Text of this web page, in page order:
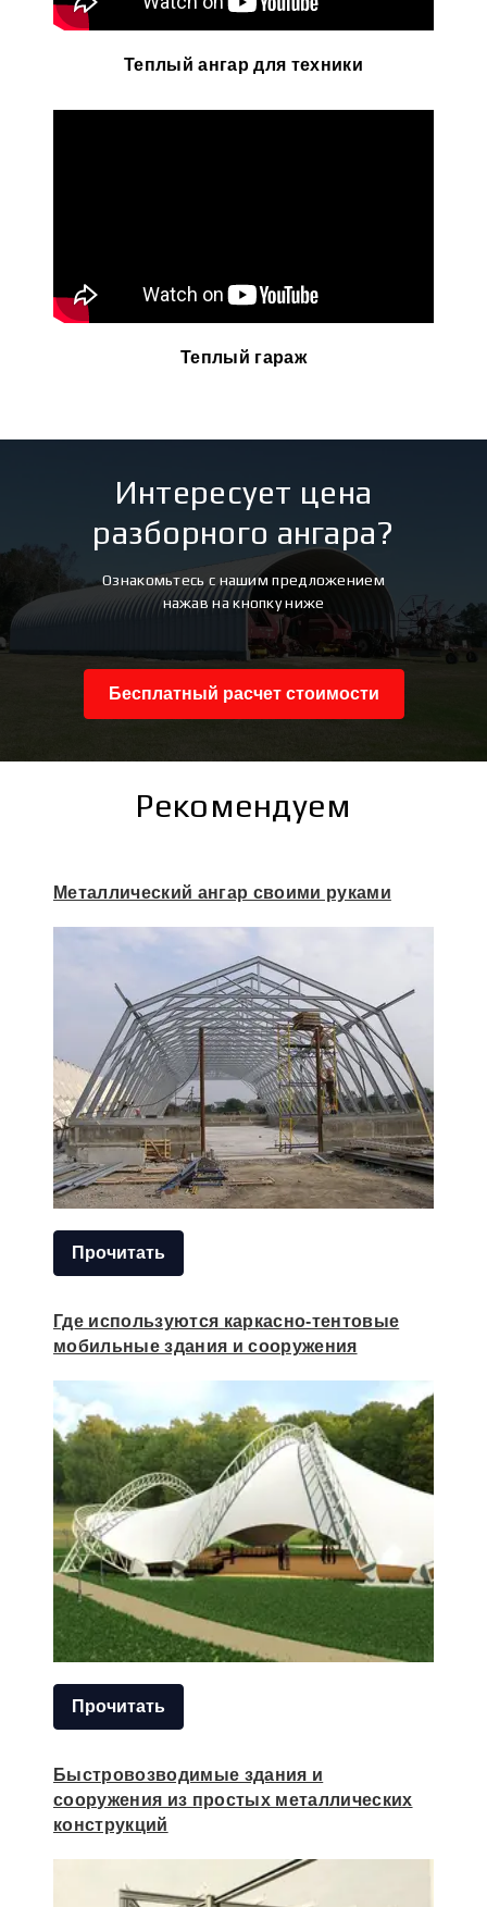
Теплый ангар для техники
Теплый гараж
Интересует цена
разборного ангара?
Ознакомьтесь с нашим предложением
нажав на кнопку ниже
Бесплатный расчет стоимости
Рекомендуем
Металлический ангар своими руками
Прочитать
Где используются каркасно-тентовые
мобильные здания и сооружения
Прочитать
Быстровозводимые здания и
сооружения из простых металлических
конструкций